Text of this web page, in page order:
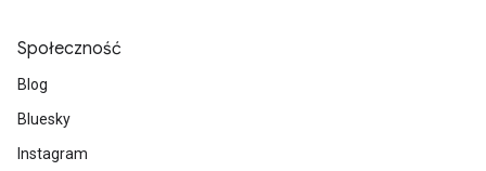
Społeczność
Blog
Bluesky
Instagram